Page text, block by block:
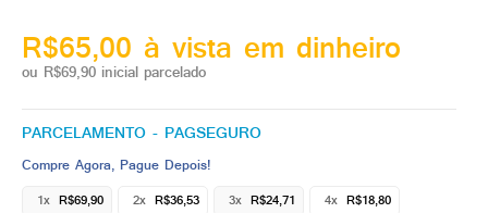
R$65,00 à vista em dinheiro
ou R$69,90 inicial parcelado
PARCELAMENTO - PAGSEGURO
Compre Agora, Pague Depois!
1x R$69,90 2x R$36,53 3x R$24,71 4x R$18,80